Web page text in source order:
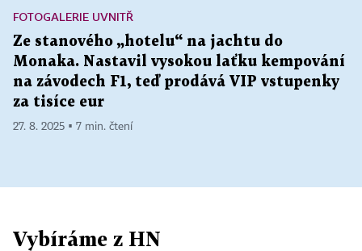
FOTOGALERIE UVNITŘ
Ze stanového „hotelu“ na jachtu do
Monaka. Nastavil vysokou laťku kempování
na závodech F1, teď prodává VIP vstupenky
za tisíce eur
27. 8. 2025 ▪ 7 min. čtení
Vybíráme z HN